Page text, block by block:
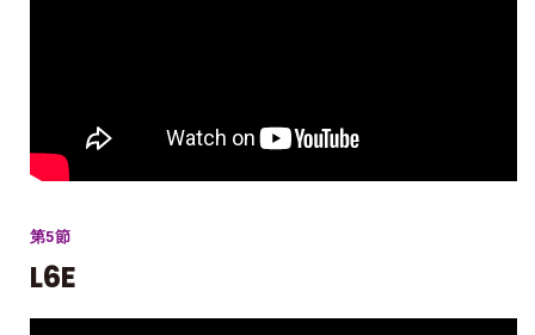
第5節
L6E